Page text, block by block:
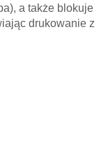
a także blokuje
drukowanie z